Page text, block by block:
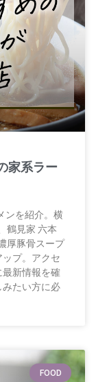
家系ラー
ンを紹介。横
鶴見家 六本
厚豚骨スープ
プ。アクセ
新情報を確
たい方に必
FOOD